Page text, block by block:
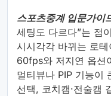
스포츠중계 입문가이
세팅도 다르다”는 점
시시각각 바뀌는 로
60fps와 저지연 옵션
멀티뷰나 PIP 기능이
선택, 코치캠·전술캠